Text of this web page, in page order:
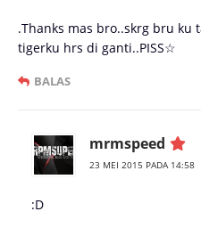
.Thanks mas bro..skrg bru ku
tigerku hrs di ganti..PISS☆
BALAS
mrmspeed
23 MEI 2015 PADA 14:58
:D